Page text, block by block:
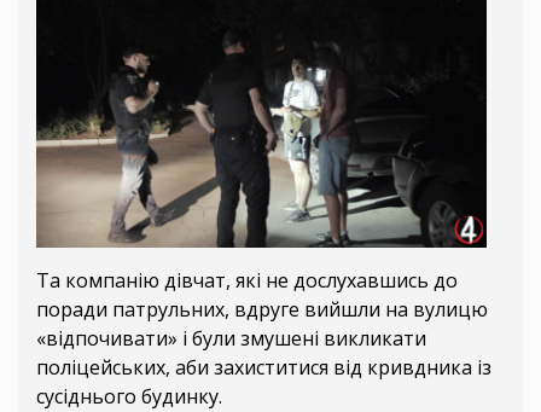
Та компанію дівчат, які не дослухавшись до
поради патрульних, вдруге вийшли на вулицю
«відпочивати» і були змушені викликати
поліцейських, аби захиститися від кривдника із
сусіднього будинку.